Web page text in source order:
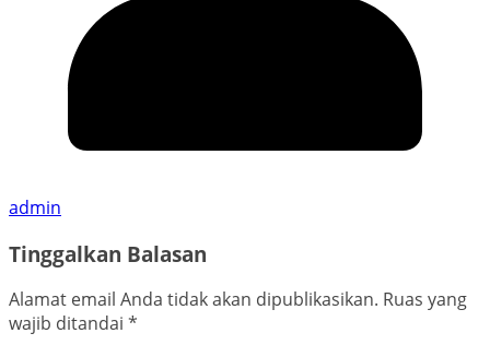
admin
Tinggalkan Balasan
Alamat email Anda tidak akan dipublikasikan. Ruas yang
wajib ditandai *